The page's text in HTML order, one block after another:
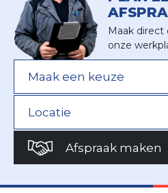
Maak direct
onze
Afspraak maken